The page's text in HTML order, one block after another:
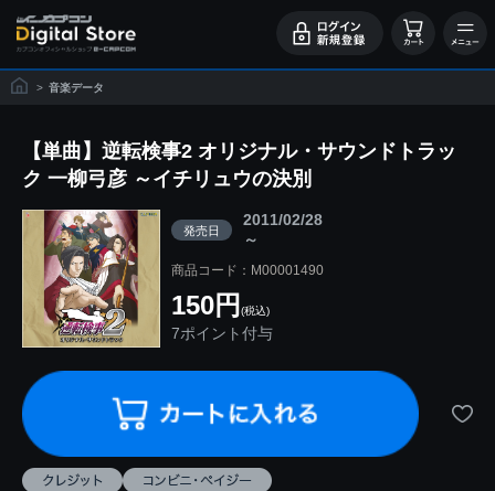
> 音楽データ
【単曲】逆転検事2 オリジナル・サウンドトラッ
ク 一柳弓彦 ～イチリュウの決別
発売日
2011/02/28
～
商品コード：M00001490
150円 (税込)
7ポイント付与